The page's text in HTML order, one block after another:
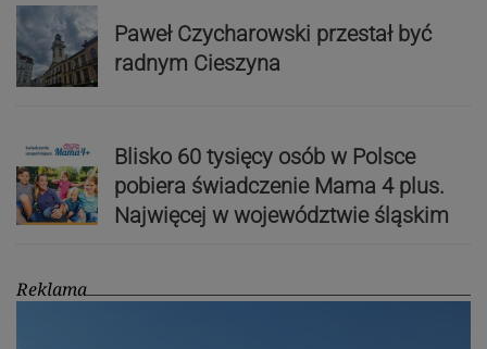
Paweł Czycharowski przestał być
radnym Cieszyna
Blisko 60 tysięcy osób w Polsce
pobiera świadczenie Mama 4 plus.
Najwięcej w województwie śląskim
Reklama